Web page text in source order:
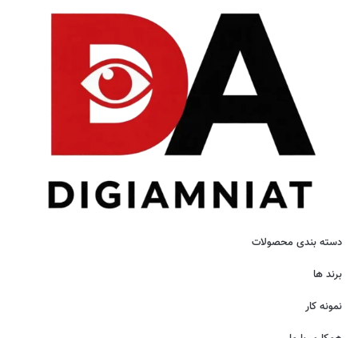
دسته بندی محصولات
برند ها
نمونه کار